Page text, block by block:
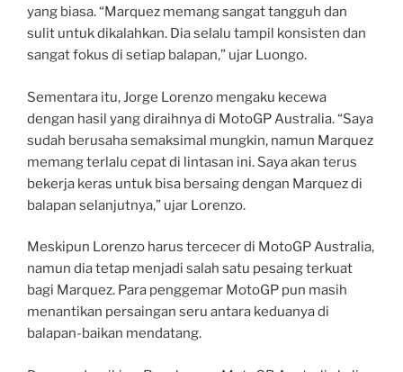
yang biasa. “Marquez memang sangat tangguh dan
sulit untuk dikalahkan. Dia selalu tampil konsisten dan
sangat fokus di setiap balapan,” ujar Luongo.
Sementara itu, Jorge Lorenzo mengaku kecewa
dengan hasil yang diraihnya di MotoGP Australia. “Saya
sudah berusaha semaksimal mungkin, namun Marquez
memang terlalu cepat di lintasan ini. Saya akan terus
bekerja keras untuk bisa bersaing dengan Marquez di
balapan selanjutnya,” ujar Lorenzo.
Meskipun Lorenzo harus tercecer di MotoGP Australia,
namun dia tetap menjadi salah satu pesaing terkuat
bagi Marquez. Para penggemar MotoGP pun masih
menantikan persaingan seru antara keduanya di
balapan-baikan mendatang.